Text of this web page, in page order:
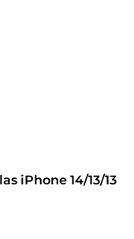
iPhone 14/13/13